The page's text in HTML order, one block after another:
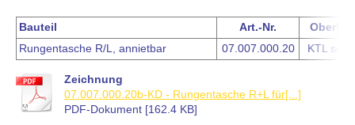
Bauteil Art.-Nr.
Rungentasche R/L, annietbar
07.007.000.20 KTL
Zeichnung
07.007.000.20b-KD - Rungentasche R+L für[...]
PDF-Dokument [162.4 KB]